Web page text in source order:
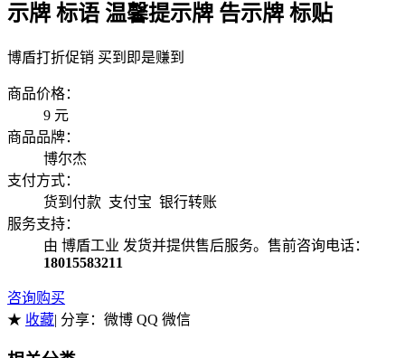
示牌 标语 温馨提示牌 告示牌 标贴
博盾打折促销 买到即是赚到
商品价格：
9 元
商品品牌：
博尔杰
支付方式：
货到付款 支付宝 银行转账
服务支持：
由 博盾工业 发货并提供售后服务。售前咨询电话：
18015583211
咨询购买
★ 收藏| 分享： 微博 QQ 微信